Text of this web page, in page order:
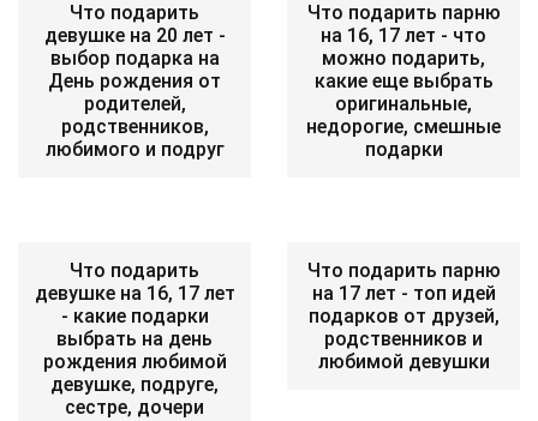
Что подарить
девушке на 20 лет -
выбор подарка на
День рождения от
родителей,
родственников,
любимого и подруг
Что подарить парню
на 16, 17 лет - что
можно подарить,
какие еще выбрать
оригинальные,
недорогие, смешные
подарки
Что подарить
девушке на 16, 17 лет
- какие подарки
выбрать на день
рождения любимой
девушке, подруге,
сестре, дочери
Что подарить парню
на 17 лет - топ идей
подарков от друзей,
родственников и
любимой девушки